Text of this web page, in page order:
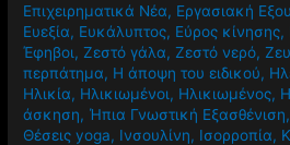
Επιχειρηματικά Νέα, Εργασιακή
Ευεξία, Ευκάλυπτος, Εύρος κίνησης,
Έφηβοι,Ζεστό γάλα,Ζεστό νερό,
περπάτημα, Η άποψη του ειδικού,
Ηλικία, Ηλικιωμένοι, Ηλικιωμένος,
άσκηση, Ήπια Γνωστική Εξασθένιση,
Θέσεις yoga, Ινσουλίνη, Ισορροπία,